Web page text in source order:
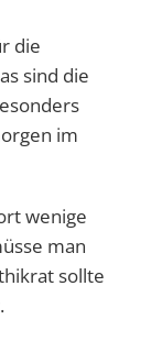
die
sind die
im
wenige
man
sollte